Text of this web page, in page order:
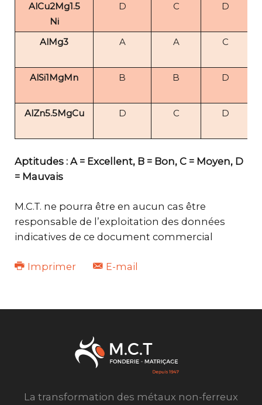
AlCu2Mg1.5
Ni
D C D
AlMg3 A A C
AlSi1MgMn B B D
AlZn5.5MgCu D C D
Aptitudes : A = Excellent, B = Bon, C = Moyen, D
= Mauvais
M.C.T. ne pourra être en aucun cas être
responsable de l’exploitation des données
indicatives de ce document commercial
Imprimer E-mail
La transformation des métaux non-ferreux